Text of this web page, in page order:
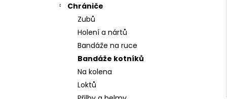
Chrániče
Zubů
Holení a nártů
Bandáže na ruce
Bandáže kotníků
Na kolena
Loktů